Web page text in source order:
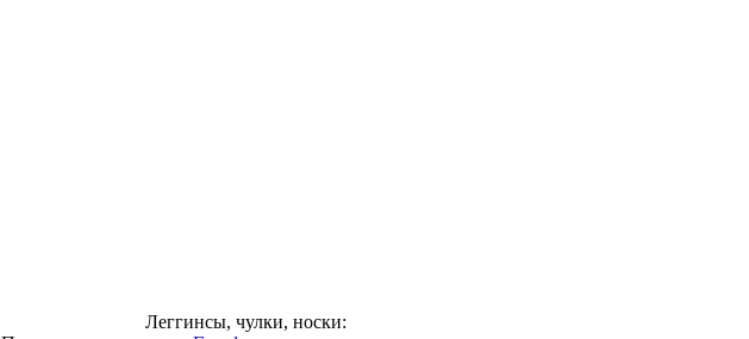
Леггинсы, чулки, носки: